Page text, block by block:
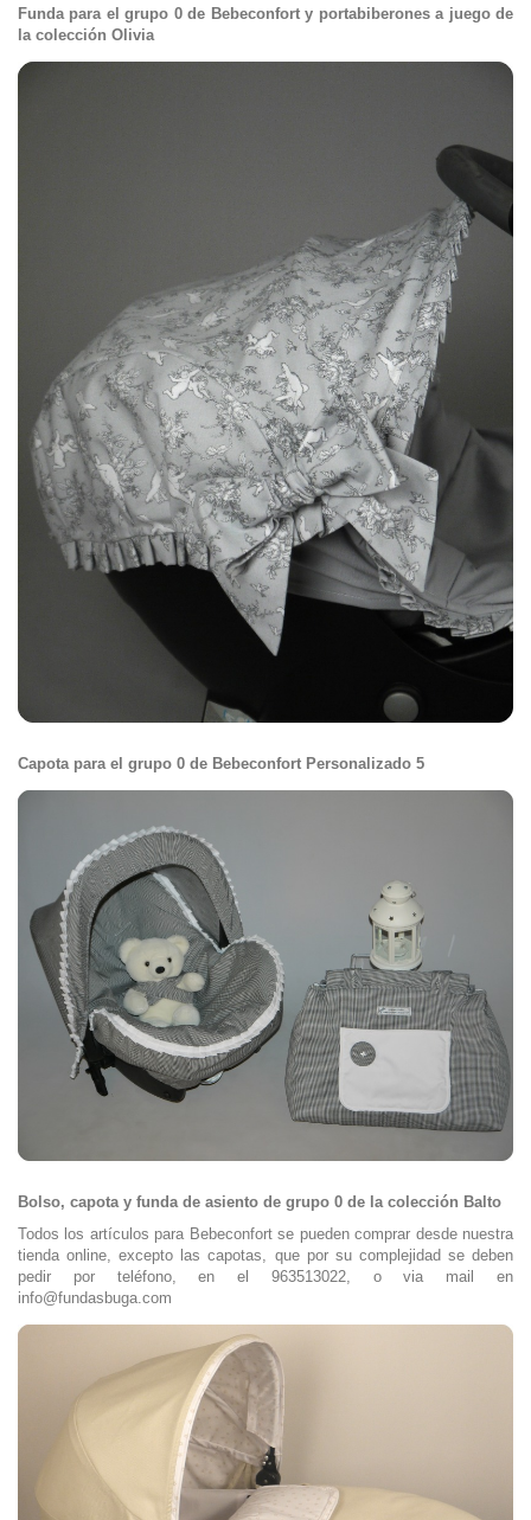
Funda para el grupo 0 de Bebeconfort y portabiberones a juego de
la colección Olivia
Capota para el grupo 0 de Bebeconfort Personalizado 5
Bolso, capota y funda de asiento de grupo 0 de la colección Balto
Todos los artículos para Bebeconfort se pueden comprar desde nuestra
tienda online, excepto las capotas, que por su complejidad se deben
pedir por teléfono, en el 963513022, o via mail en
info@fundasbuga.com